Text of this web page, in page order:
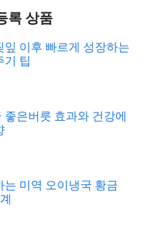
록 상품
잎 이후 빠르게 성장하는
기 팁
좋은버릇 효과와 건강에
는 미역 오이냉국 황금